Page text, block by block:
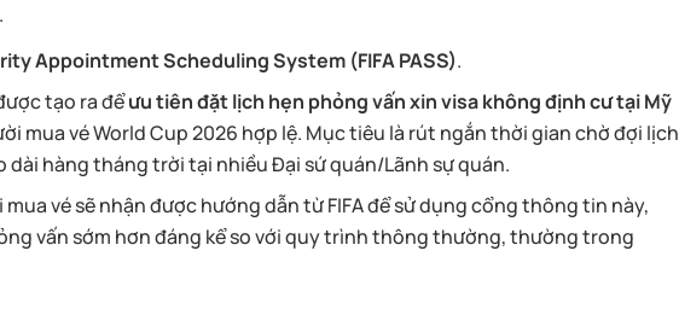
Appointment Scheduling System (FIFA PASS).
tạo ra đểưu tiên đặt lịch hẹn phỏng vấn xin visa không định cư tại Mỹ
mua vé World Cup 2026 hợp lệ. Mục tiêu là rút ngắn thời gian chờ đợi lịch
dài hàng tháng trời tại nhiều Đại sứ quán/Lãnh sự quán.
mua vé sẽ nhận được hướng dẫn từ FIFA để sử dụng cổng thông tin này,
vấn sớm hơn đáng kể so với quy trình thông thường, thường trong